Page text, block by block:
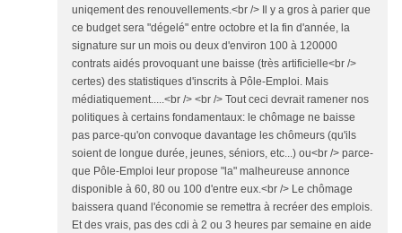
uniqement des renouvellements.<br /> Il y a gros à parier que
ce budget sera "dégelé" entre octobre et la fin d'année, la
signature sur un mois ou deux d'environ 100 à 120000
contrats aidés provoquant une baisse (très artificielle<br />
certes) des statistiques d'inscrits à Pôle-Emploi. Mais
médiatiquement.....<br /> <br /> Tout ceci devrait ramener nos
politiques à certains fondamentaux: le chômage ne baisse
pas parce-qu'on convoque davantage les chômeurs (qu'ils
soient de longue durée, jeunes, séniors, etc...) ou<br /> parce-
que Pôle-Emploi leur propose "la" malheureuse annonce
disponible à 60, 80 ou 100 d'entre eux.<br /> Le chômage
baissera quand l'économie se remettra à recréer des emplois.
Et des vrais, pas des cdi à 2 ou 3 heures par semaine en aide